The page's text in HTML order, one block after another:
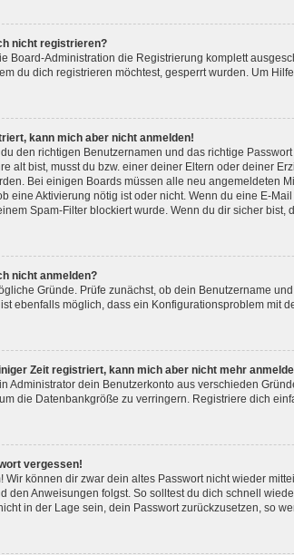
nicht registrieren?
Board-Administration die Registrierung komplett
du dich registrieren möchtest, gesperrt wurden. Um
kann mich aber nicht anmelden!
den richtigen Benutzernamen und das richtige
alt bist, musst du bzw. einer deiner Eltern oder deiner
Bei einigen Boards müssen alle neu angemeldeten
eine Aktivierung nötig ist oder nicht. Wenn du eine E-
Spam-Filter blockiert wurde. Wenn du dir sicher
nicht anmelden?
Gründe. Prüfe zunächst, ob dein Benutzername
ebenfalls möglich, dass ein Konfigurationsproblem mit
Zeit registriert, kann mich aber nicht mehr
Administrator dein Benutzerkonto aus verschieden
die Datenbankgröße zu verringern. Registriere dich
vergessen!
Wir können dir zwar dein altes Passwort nicht wieder
den Anweisungen folgst. So solltest du dich schnell
in der Lage sein, dein Passwort zurückzusetzen, so